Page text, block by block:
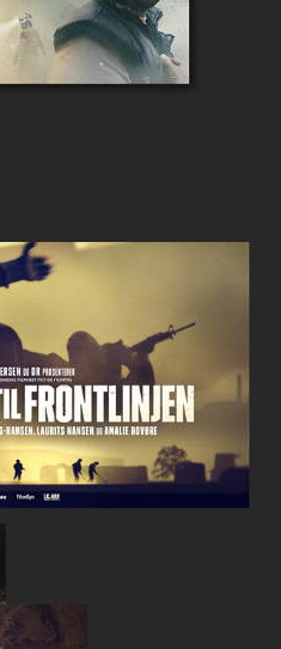
FRONTLINJEN